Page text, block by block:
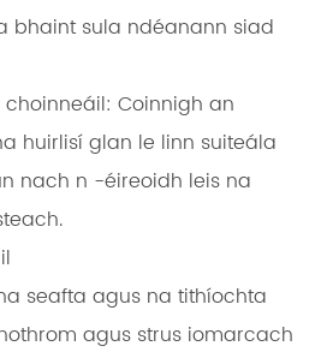
bhaint sula ndéanann siad
Coinnigh an
huirlisí glan le linn suiteála
nach n -éireoidh leis na
seafta agus na tithíochta
agus strus iomarcach